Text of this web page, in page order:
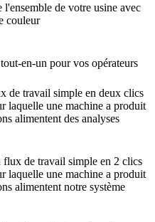
l'ensemble de votre usine avec
couleur
en-un pour vos opérateurs
de travail simple en deux clics
laquelle une machine a produit
alimentent des analyses
flux de travail simple en 2 clics
laquelle une machine a produit
alimentent notre système